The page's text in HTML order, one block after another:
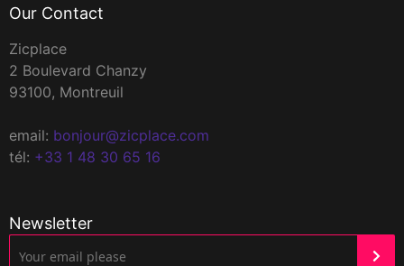
Our Contact
Zicplace
2 Boulevard Chanzy
93100, Montreuil
email: bonjour@zicplace.com
tél: +33 1 48 30 65 16
Newsletter